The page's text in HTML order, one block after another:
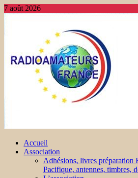
7 août 2026
Accueil
Association
Adhésions, livres
Pacifique, antennes, timbres,